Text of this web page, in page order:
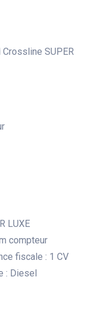
SUPER
LUXE
compteur
fiscale : 1 CV
: Diesel